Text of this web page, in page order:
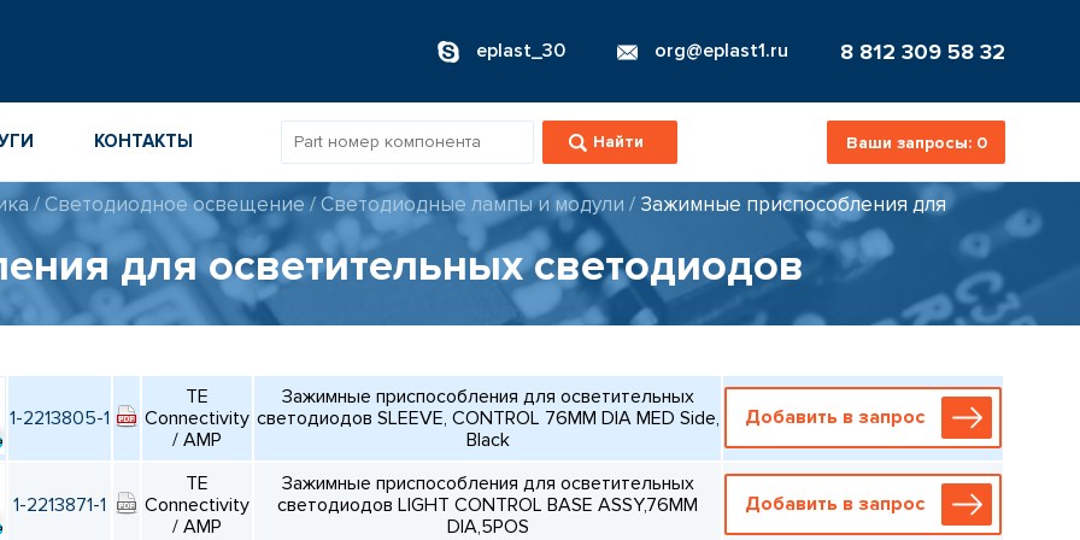
eplast_30 org@eplast1.ru 8 812 309 58 32
КОНТАКТЫ Ваши запросы: 0
/Светодиодное освещение /Светодиодные лампы и модули / Зажимные приспособления для
для осветительных светодиодов
1-2213805-1
TE
Connectivity
/ AMP
Зажимные приспособления для осветительных
светодиодов SLEEVE, CONTROL 76MM DIA MED Side,
Black
Добавить в запрос
1-2213871-1
TE
Connectivity
/ AMP
Зажимные приспособления для осветительных
светодиодов LIGHT CONTROL BASE ASSY,76MM
DIA,5POS
Добавить в запрос